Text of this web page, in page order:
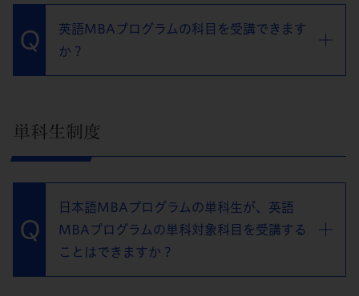
英語MBAプログラムの科目を受講できます
か？
単科生制度
日本語MBAプログラムの単科生が、英語
MBAプログラムの単科対象科目を受講する
ことはできますか？